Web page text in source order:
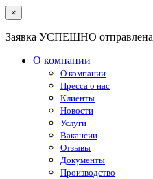
×
Заявка УСПЕШНО отправлена
О компании
О компании
Пресса о нас
Клиенты
Новости
Услуги
Вакансии
Отзывы
Документы
Производство